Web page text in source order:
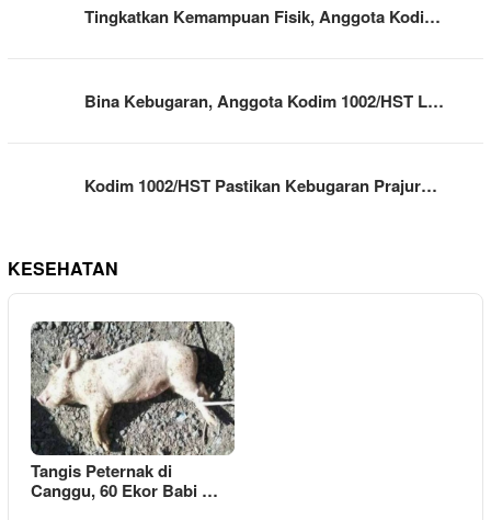
Tingkatkan Kemampuan Fisik, Anggota Kodi…
Bina Kebugaran, Anggota Kodim 1002/HST L…
Kodim 1002/HST Pastikan Kebugaran Prajur…
KESEHATAN
Tangis Peternak di
Canggu, 60 Ekor Babi …